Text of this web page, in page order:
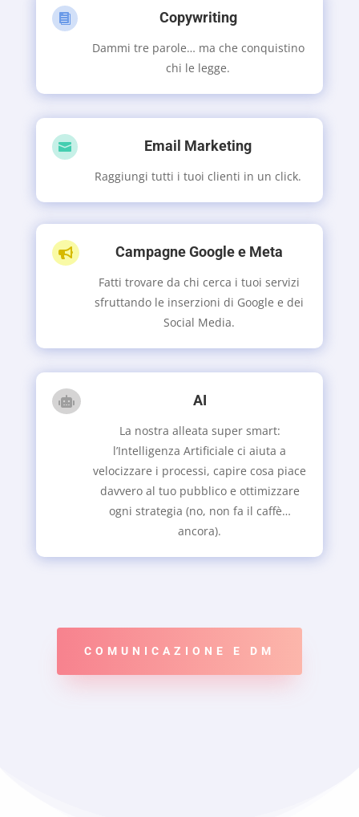
 Copywriting
Dammi tre parole… ma che conquistino
chi le legge.
 Email Marketing
Raggiungi tutti i tuoi clienti in un click.
 Campagne Google e Meta
Fatti trovare da chi cerca i tuoi servizi
sfruttando le inserzioni di Google e dei
Social Media.
 AI
La nostra alleata super smart:
l’Intelligenza Artificiale ci aiuta a
velocizzare i processi, capire cosa piace
davvero al tuo pubblico e ottimizzare
ogni strategia (no, non fa il caffè…
ancora).
COMUNICAZIONE E DM